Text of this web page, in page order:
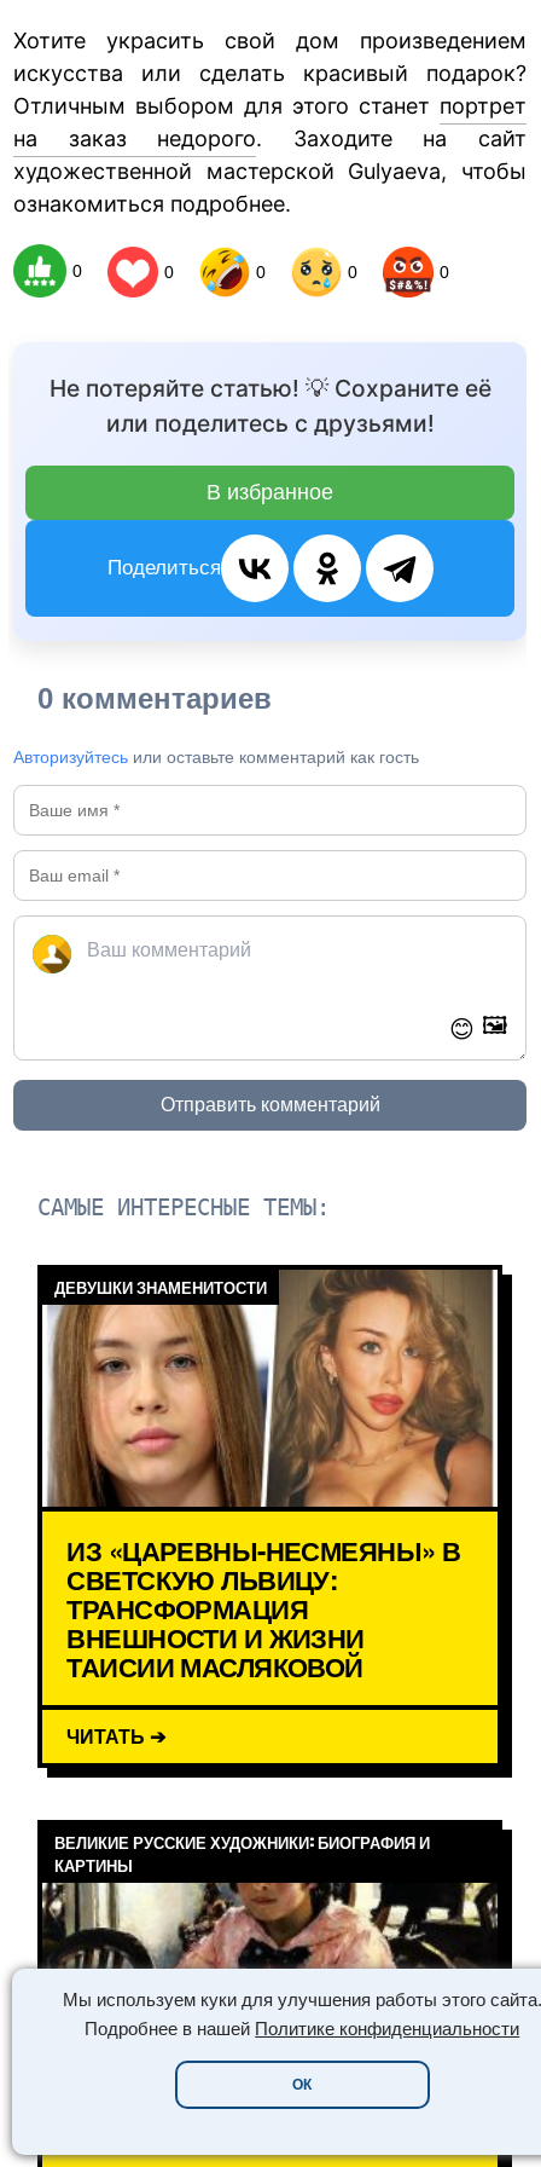
Мы используем куки для улучшения работы этого сайта.
Подробнее в нашей Политике конфиденциальности
ОК
Хотите украсить свой дом произведением
искусства или сделать красивый подарок?
Отличным выбором для этого станет портрет
на заказ недорого. Заходите на сайт
художественной мастерской Gulyaeva, чтобы
ознакомиться подробнее.
0 0 0 0 0
Не потеряйте статью! 💡 Сохраните её
или поделитесь с друзьями!
В избранное
Поделиться
0 комментариев
Авторизуйтесь или оставьте комментарий как гость
😊 🖼️
Отправить комментарий
САМЫЕ ИНТЕРЕСНЫЕ ТЕМЫ:
ДЕВУШКИ ЗНАМЕНИТОСТИ
ИЗ «ЦАРЕВНЫ-НЕСМЕЯНЫ» В
СВЕТСКУЮ ЛЬВИЦУ:
ТРАНСФОРМАЦИЯ
ВНЕШНОСТИ И ЖИЗНИ
ТАИСИИ МАСЛЯКОВОЙ
ЧИТАТЬ ➔
ВЕЛИКИЕ РУССКИЕ ХУДОЖНИКИ: БИОГРАФИЯ И
КАРТИНЫ
ЖЕНЩИНЫ НА КАРТИНАХ